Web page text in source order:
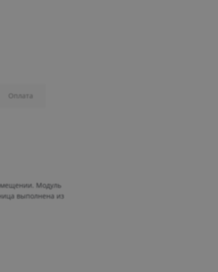
Модуль
выполнена из
Оплата